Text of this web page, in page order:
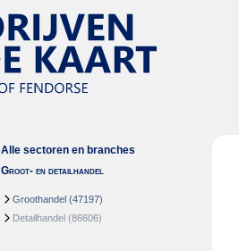
Alle sectoren en branches
Groot- en detailhandel
Groothandel (47197)
Detailhandel (86606)